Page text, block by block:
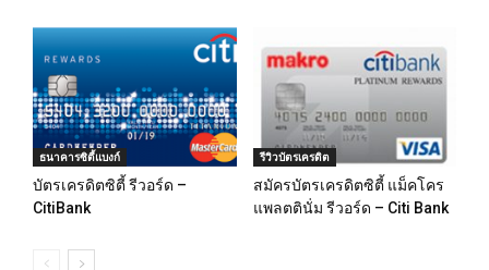
ธนาคารซิตี้แบงก์
บัตรเครดิตซิตี้ รีวอร์ด –
CitiBank
รีวิวบัตรเครดิต
สมัครบัตรเครดิตซิตี้ แม็คโคร
แพลตตินั่ม รีวอร์ด – Citi Bank